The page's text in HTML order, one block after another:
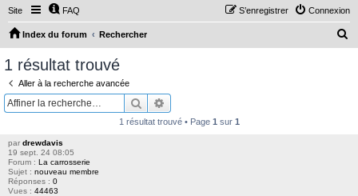
Site FAQ Connexion
S’enregistrer
Index du forum Rechercher
1 résultat trouvé
Aller à la recherche avancée
Rechercher
1 résultat trouvé • Page 1 sur 1
par drewdavis
19 sept. 24 08:05
Forum : La carrosserie
Sujet : nouveau membre
Réponses : 0
Vues : 44463